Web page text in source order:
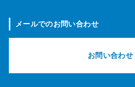
メールでのお問い合わせ
お問い合わせ